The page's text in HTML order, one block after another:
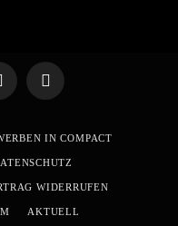
YouTube
IN COMPACT
WIDERRUFEN
AKTUELL